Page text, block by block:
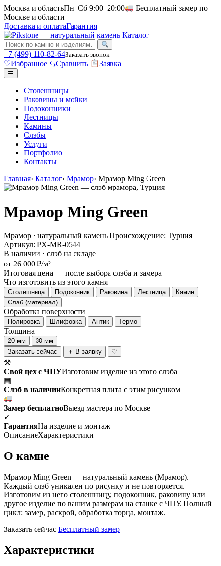
Москва и областьПн–Сб 9:00–20:00
Бесплатный замер по
Москве и области
Доставка и оплатаГарантия
Каталог
+7 (499) 110-82-64Заказать звонок
♡Избранное ⇆Сравнить Заявка
☰
Столешницы
Раковины и мойки
Подоконники
Лестницы
Камины
Слэбы
Услуги
Портфолио
Контакты
Главная› Каталог› Мрамор› Мрамор Ming Green
Мрамор Ming Green
Мрамор · натуральный камень Происхождение: Турция
Артикул: PX-MR-0544
В наличии · слэб на складе
от 26 000 ₽/м²
Итоговая цена — после выбора слэба и замера
Что изготовить из этого камня
Столешница Подоконник Раковина Лестница
Камин
Слэб (материал)
Обработка поверхности
Полировка Шлифовка Антик Термо
Толщина
20 мм
30 мм
Заказать сейчас
＋ В заявку ♡
⚒
Свой цех с ЧПУИзготовим изделие из этого слэба
▦
Слэб в наличииКонкретная плита с этим рисунком
Замер бесплатноВыезд мастера по Москве
✓
ГарантияНа изделие и монтаж
ОписаниеХарактеристики
О камне
Мрамор Ming Green — натуральный камень (Мрамор).
Каждый слэб уникален по рисунку и не повторяется.
Изготовим из него столешницу, подоконник, раковину или
другое изделие по вашим размерам на станке с ЧПУ. Полный
цикл: замер, раскрой, обработка торца, монтаж.
Заказать сейчас Бесплатный замер
Характеристики